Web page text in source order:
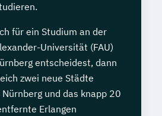
für ein Studium an der
Universität (FAU)
entscheidest, dann
zwei neue Städte
und das knapp 20
Erlangen